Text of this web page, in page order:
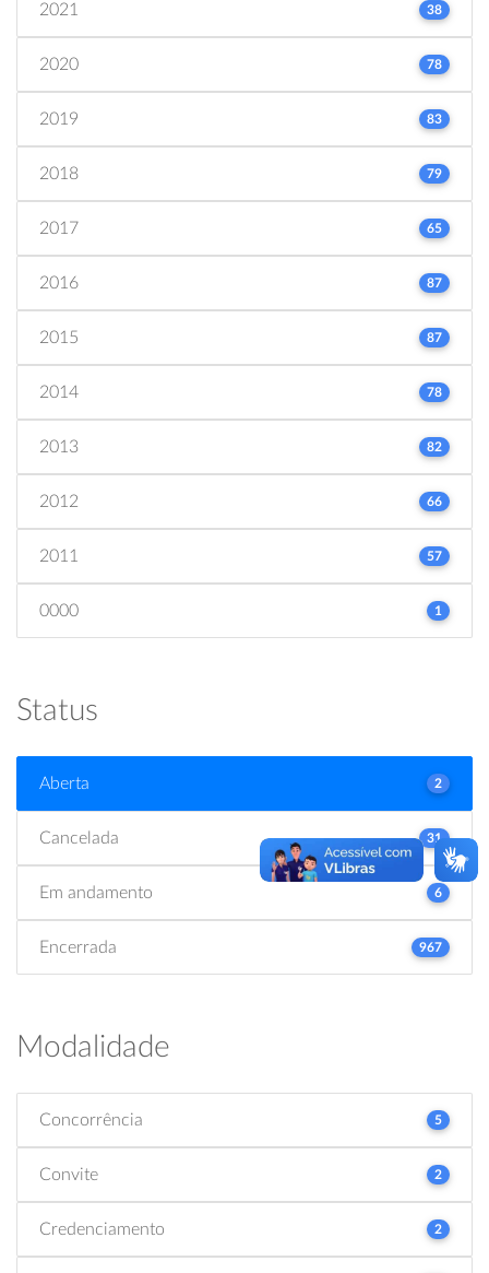
2021 38
2020 78
2019 83
2018 79
2017 65
2016 87
2015 87
2014 78
2013 82
2012 66
2011 57
0000 1
Status
Aberta 2
Cancelada 31
Em andamento 6
Encerrada 967
Modalidade
Concorrência 5
Convite 2
Credenciamento 2